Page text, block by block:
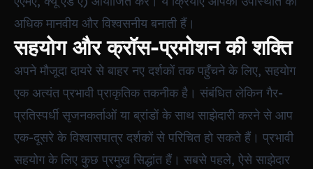
अधिक मानवीय और विश्वसनीय बनाती हैं।
सहयोग और क्रॉस-प्रमोशन की शक्ति
अपने मौजूदा दायरे से बाहर नए दर्शकों तक पहुँचने के लिए, सहयोग
एक अत्यंत प्रभावी प्राकृतिक तकनीक है। संबंधित लेकिन गैर-
प्रतिस्पर्धी सृजनकर्ताओं या ब्रांडों के साथ साझेदारी करने से आप
एक-दूसरे के विश्वासपात्र दर्शकों से परिचित हो सकते हैं। प्रभावी
सहयोग के लिए कुछ प्रमुख सिद्धांत हैं। सबसे पहले, ऐसे साझेदार